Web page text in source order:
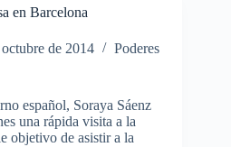
en Barcelona
de 2014 Poderes
español, Soraya Sáenz
una rápida visita a la
objetivo de asistira la